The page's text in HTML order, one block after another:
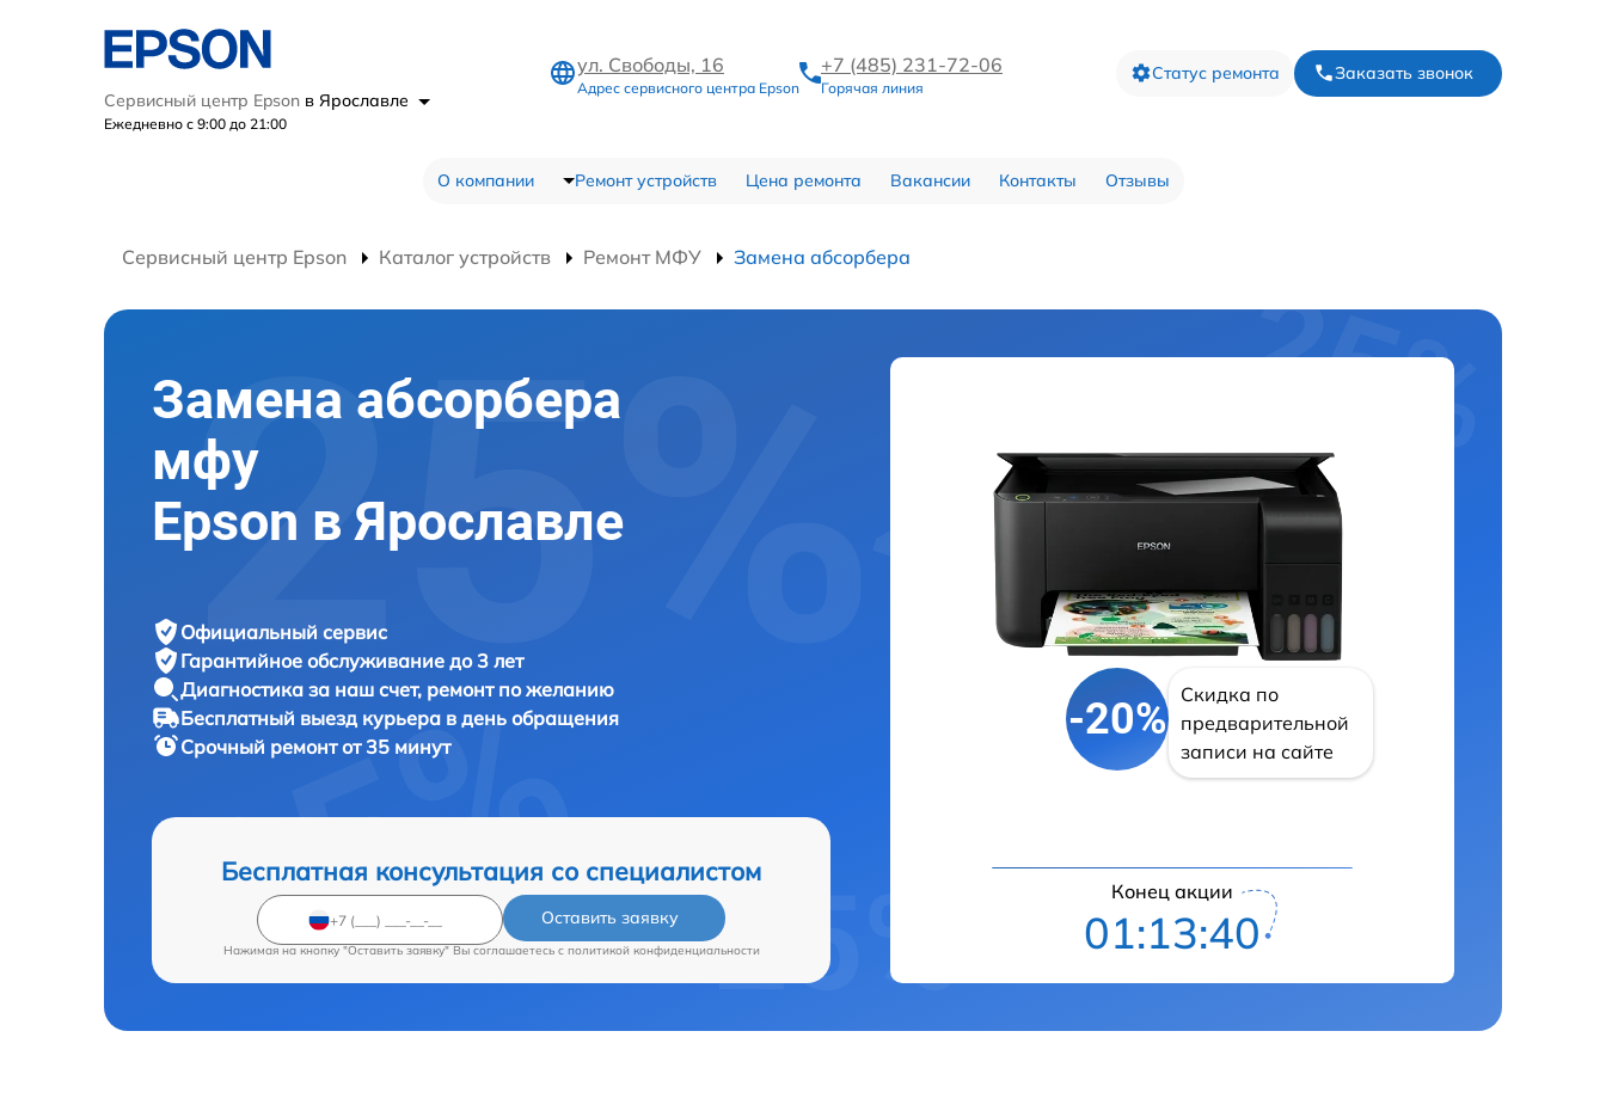
Сервисный центр Epson в Ярославле
Ежедневно с 9:00 до 21:00
ул. Свободы, 16
Адрес сервисного центра Epson
+7 (485) 231-72-06
Горячая линия
Статус ремонта Заказать звонок
О компании Ремонт устройств Цена ремонта Вакансии Контакты Отзывы
Сервисный центр Epson Каталог устройств Ремонт МФУ Замена абсорбера
Замена абсорбера
мфу
Epson в Ярославле
Официальный сервис
Гарантийное обслуживание до 3 лет
Диагностика за наш счет, ремонт по желанию
Бесплатный выезд курьера в день обращения
Срочный ремонтот 35 минут
Бесплатная консультация со специалистом
Оставить заявку
Нажимая на кнопку "Оставить заявку" Вы соглашаетесь c политикой конфиденциальности
-20%
Скидка по
предварительной
записи на сайте
Конец акции
01:13:39